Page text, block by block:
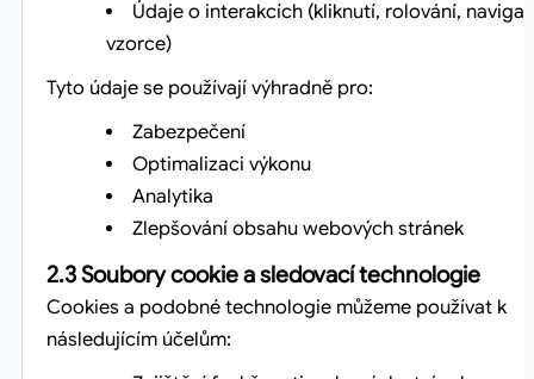
Údaje o interakcích (kliknutí, rolování,
vzorce)
Tyto údaje se používají výhradně pro:
Zabezpečení
Optimalizaci výkonu
Analytika
Zlepšování obsahu webových stránek
2.3 Soubory cookie a sledovací technologie
Cookies a podobné technologie můžeme používat k
následujícím účelům: